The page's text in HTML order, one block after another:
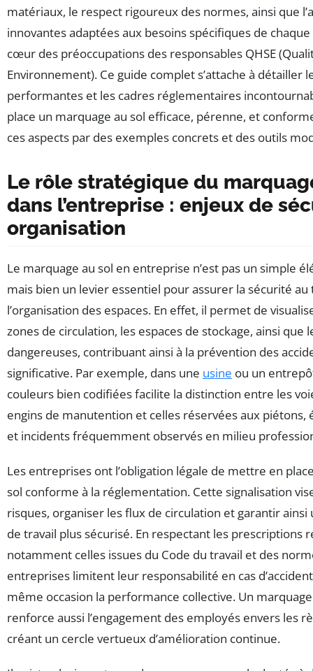
matériaux, le respect rigoureux des normes, ainsi que
innovantes adaptées aux besoins spécifiques de
cœur des préoccupations des responsables QHSE
Environnement). Ce guide complet s’attache à détailler
performantes et les cadres réglementaires
place un marquage au sol efficace, pérenne, et
ces aspects par des exemples concrets et des outils
Le rôle stratégique du
dans l’entreprise : enjeux de
organisation
Le marquage au sol en entreprise n’est pas un simple
mais bien un levier essentiel pour assurer la sécurité
l’organisation des espaces. En effet, il permet de
zones de circulation, les espaces de stockage, ainsi que
dangereuses, contribuant ainsi à la prévention des
significative. Par exemple, dans une usine ou un
couleurs bien codifiées facilite la distinction entre les
engins de manutention et celles réservées aux piétons,
et incidents fréquemment observés en milieu
Les entreprises ont l’obligation légale de mettre en
sol conforme à la réglementation. Cette signalisation
risques, organiser les flux de circulation et garantir
de travail plus sécurisé. En respectant les prescriptions
notamment celles issues du Code du travail et des
entreprises limitent leur responsabilité en cas
même occasion la performance collective. Un
renforce aussi l’engagement des employés envers les
créant un cercle vertueux d’amélioration continue.